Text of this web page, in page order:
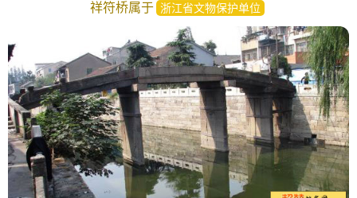
祥符桥属于 浙江省文物保护单位